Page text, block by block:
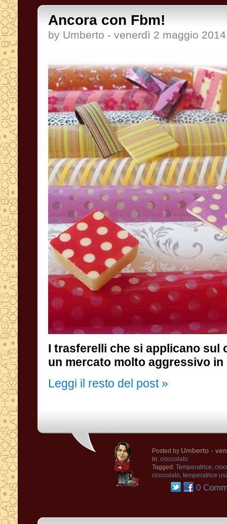
Ancora con Fbm!
by Umberto - venerdì 2 maggio 2014
I trasferelli che si applicano sul
un mercato molto aggressivo in
Leggi il resto del post »
Posted by Umberto -
in: cioccolato
Tagged: Temperatrice,
cioccolato, temperatrice
0